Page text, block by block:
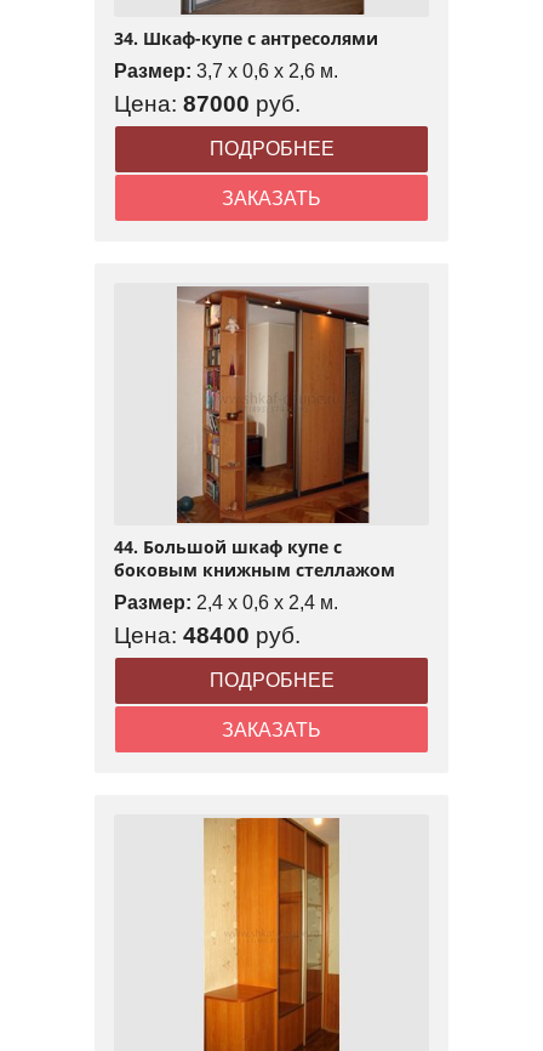
34. Шкаф-купе с антресолями
Размер: 3,7 x 0,6 x 2,6 м.
Цена: 87000 руб.
ПОДРОБНЕЕ
ЗАКАЗАТЬ
44. Большой шкаф купе с
боковым книжным стеллажом
Размер: 2,4 x 0,6 x 2,4 м.
Цена: 48400 руб.
ПОДРОБНЕЕ
ЗАКАЗАТЬ